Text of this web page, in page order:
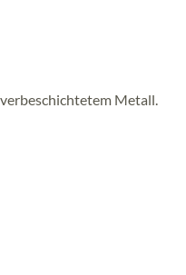
Metall.